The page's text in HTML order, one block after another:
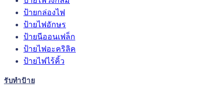
ป้ายกล่องไฟ
ป้ายไฟอักษร
ป้ายนีออนเฟล็ก
ป้ายไฟอะคริลิค
ป้ายไฟไร้คิ้ว
รับทำป้าย